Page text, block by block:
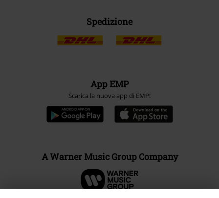
Spedizione
App EMP
Scarica la nuova app di EMP!
A Warner Music Group Company